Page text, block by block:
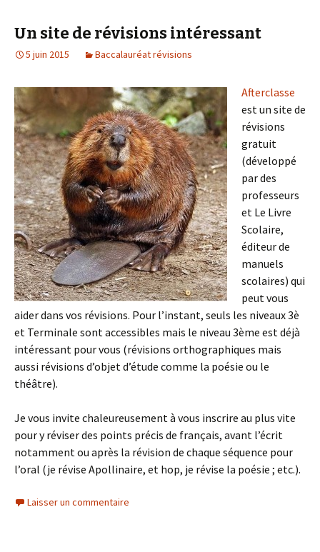
Un site de révisions intéressant
5 juin 2015 Baccalauréat révisions
Afterclasse
est un site de
révisions
gratuit
(développé
par des
professeurs
et Le Livre
Scolaire,
éditeur de
manuels
scolaires) qui
peut vous
aider dans vos révisions. Pour l’instant, seuls les niveaux 3è
et Terminale sont accessibles mais le niveau 3ème est déjà
intéressant pour vous (révisions orthographiques mais
aussi révisions d’objet d’étude comme la poésie ou le
théâtre).
Je vous invite chaleureusement à vous inscrire au plus vite
pour y réviser des points précis de français, avant l’écrit
notamment ou après la révision de chaque séquence pour
l’oral (je révise Apollinaire, et hop, je révise la poésie ; etc.).
Laisser un commentaire